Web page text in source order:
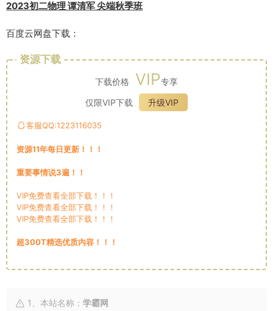
2023初二物理 谭清军 尖端秋季班
百度云网盘下载：
资源下载
下载价格 VIP专享
仅限VIP下载
升级VIP
客服QQ:1223116035
资源11年每日更新！！！
重要事情说3遍！！
VIP免费查看全部下载！！！
VIP免费查看全部下载！！！
VIP免费查看全部下载！！！
超300T精选优质内容！！！
1、本站名称： 学霸网